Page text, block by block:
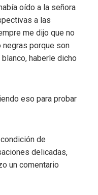
oído a la señora
a las
me dijo que no
negras porque son
haberle dicho
eso para probar
de
delicadas,
un comentario